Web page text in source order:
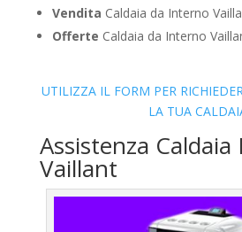
Vendita Caldaia da Interno
Offerte Caldaia da Interno
UTILIZZA IL FORM PER
LA TUA
Assistenza
Vaillant